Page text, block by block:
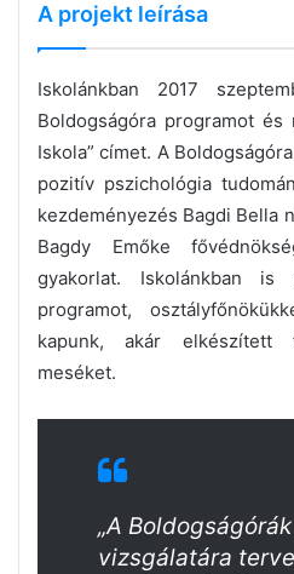
A projekt leírása
Iskolánkban 2017
Boldogságóra programot és
Iskola” címet. A
pozitív pszichológia
kezdeményezés Bagdi Bella
Bagdy Emőke
gyakorlat. Iskolánkban
programot,
kapunk, akár elkészített
meséket.
„A
vizsgálatára